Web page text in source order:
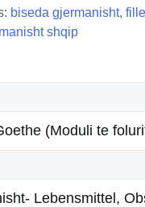
biseda gjermanisht,
shqip
(Moduli te
Lebensmittel,